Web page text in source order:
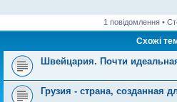
1 повідомлення •
Схожі
Швейцария. Почти
Грузия - страна, созданная